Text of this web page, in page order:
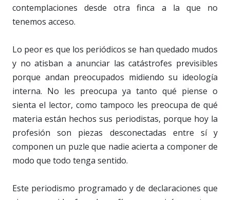
contemplaciones desde otra finca a la que no
tenemos acceso.
Lo peor es que los periódicos se han quedado mudos
y no atisban a anunciar las catástrofes previsibles
porque andan preocupados midiendo su ideología
interna. No les preocupa ya tanto qué piense o
sienta el lector, como tampoco les preocupa de qué
materia están hechos sus periodistas, porque hoy la
profesión son piezas desconectadas entre sí y
componen un puzle que nadie acierta a componer de
modo que todo tenga sentido.
Este periodismo programado y de declaraciones que